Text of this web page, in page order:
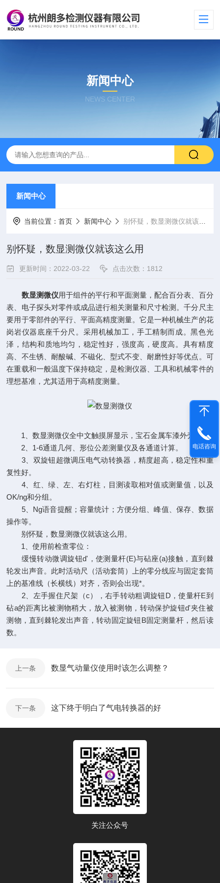
新闻中心
NEWS CENTER
新闻中心
当前位置：首页 新闻中心 别怀疑，数显测微仪就该这么用
别怀疑，数显测微仪就该这么用
更新时间：2022-03-22 点击次数：1812
数显测微仪用于组件的平行和平面测量，配合百分表、百分
表、电子探头对零件或成品进行相关测量和尺寸检测。千分尺主
要用于零部件的平行、平面高精度测量。它是一种机械生产的花
岗岩仪器底座千分尺。采用机械加工，手工精制而成。黑色光
泽，结构和质地均匀，稳定性好，强度高，硬度高。具有精度
高、不生锈、耐酸碱、不磁化、型式不变、耐磨性好等优点。可
在重载和一般温度下保持稳定，是检测仪器、工具和机械零件的
理想基准，尤其适用于高精度测量。
1、数显测微仪全中文触摸屏显示，宝石金属车漆外壳。
2、1-6通道几何、形位公差测量仪及各通道计算。
3、双旋钮超微调压电气动转换器，精度超高，稳定性和重
复性好。
4、红、绿、左、右灯柱，目测读取相对值或测量值，以及
OK/ng和分组。
5、Ng语音提醒；容量统计；方便分组、峰值、保存、数据
操作等。
别怀疑，数显测微仪就该这么用。
1、使用前检查零位：
缓慢转动微调旋钮d'，使测量杆(E)与砧座(a)接触，直到棘
轮发出声音。此时活动尺（活动套筒）上的零分线应与固定套筒
上的基准线（长横线）对齐，否则会出现*。
2、左手握住尺架（c），右手转动粗调旋钮D，使量杆E到
砧a的距离比被测物稍大，放入被测物，转动保护旋钮d'夹住被
测物，直到棘轮发出声音，转动固定旋钮B固定测量杆，然后读
数。
上一条 数显气动量仪使用时该怎么调整？
下一条 这下终于明白了气电转换器的好
关注公众号
电话咨询